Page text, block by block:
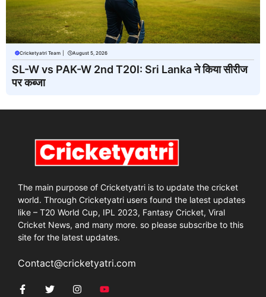
Cricketyatri Team August 5, 2026
SL-W vs PAK-W 2nd T20I: Sri Lanka ने किया सीरीज
पर कब्जा
The main purpose of Cricketyatri is to update the cricket
world. Through Cricketyatri users found the latest updates
like – T20 World Cup, IPL 2023, Fantasy Cricket, Viral
Cricket News, and many more. so please subscribe to this
site for the latest updates.
Contact@cricketyatri.com